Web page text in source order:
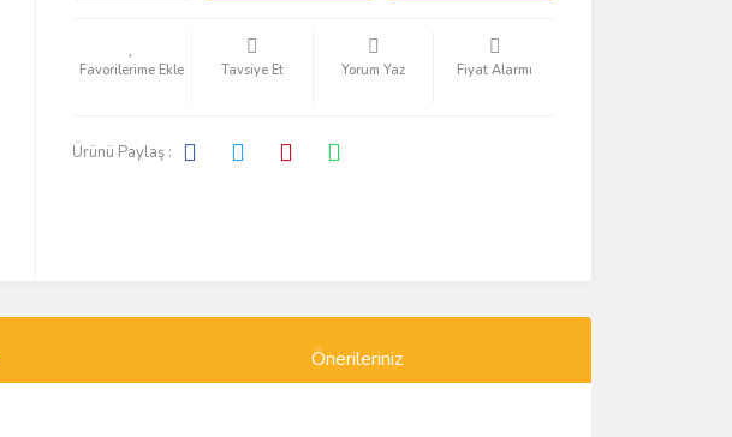
Tavsiye Et Yorum Yaz Fiyat Alarmı
Ürünü Paylaş :
Önerileriniz